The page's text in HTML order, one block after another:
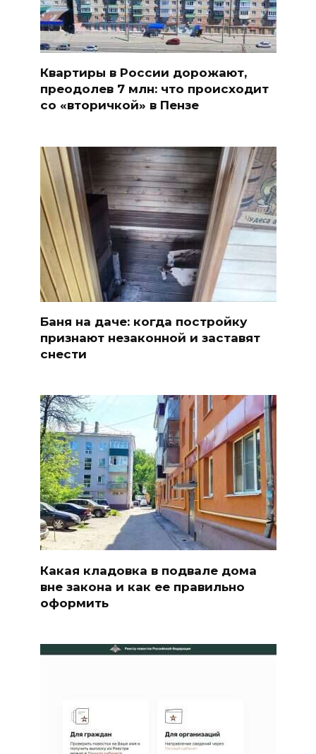
Квартиры в России дорожают,
преодолев 7 млн: что происходит
со «вторичкой» в Пензе
Баня на даче: когда постройку
признают незаконной и заставят
снести
Какая кладовка в подвале дома
вне закона и как ее правильно
оформить